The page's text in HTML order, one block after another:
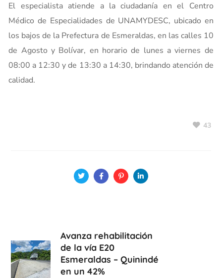
El especialista atiende a la ciudadanía en el Centro
Médico de Especialidades de UNAMYDESC, ubicado en
los bajos de la Prefectura de Esmeraldas, en las calles 10
de Agosto y Bolívar, en horario de lunes a viernes de
08:00 a 12:30 y de 13:30 a 14:30, brindando atención de
calidad.
43
Avanza rehabilitación
de la vía E20
Esmeraldas – Quinindé
en un 42%